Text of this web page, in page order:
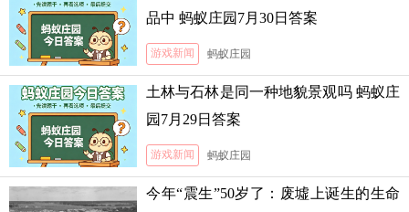
品中 蚂蚁庄园7月30日答案
游戏新闻 蚂蚁庄园
土林与石林是同一种地貌景观吗 蚂蚁庄
园7月29日答案
游戏新闻 蚂蚁庄园
今年“震生”50岁了：废墟上诞生的生命